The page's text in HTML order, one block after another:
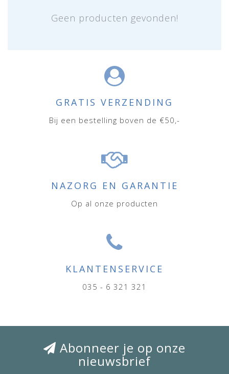
Geen producten gevonden!
GRATIS VERZENDING
Bij een bestelling boven de €50,-
NAZORG EN GARANTIE
Op al onze producten
KLANTENSERVICE
035 - 6 321 321
Abonneer je op onze
nieuwsbrief